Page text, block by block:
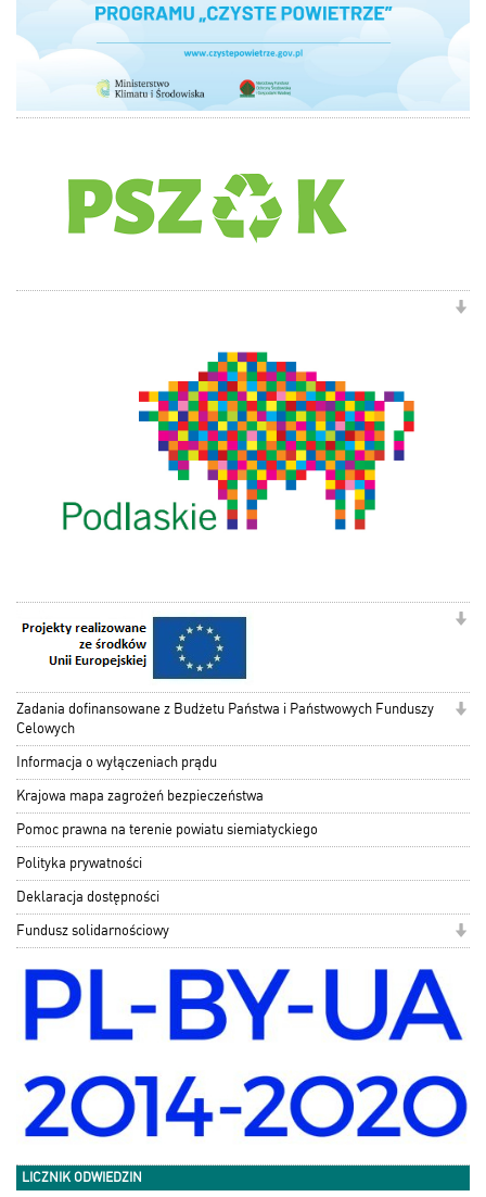
Zadania dofinansowane z Budżetu Państwa i Państwowych Funduszy
Celowych
Informacja o wyłączeniach prądu
Krajowa mapa zagrożeń bezpieczeństwa
Pomoc prawna na terenie powiatu siemiatyckiego
Polityka prywatności
Deklaracja dostępności
Fundusz solidarnościowy
LICZNIK ODWIEDZIN